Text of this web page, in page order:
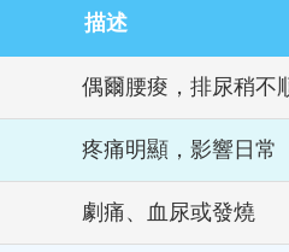
描述
偶爾腰痠，排尿稍不
疼痛明顯，影響日常
劇痛、血尿或發燒